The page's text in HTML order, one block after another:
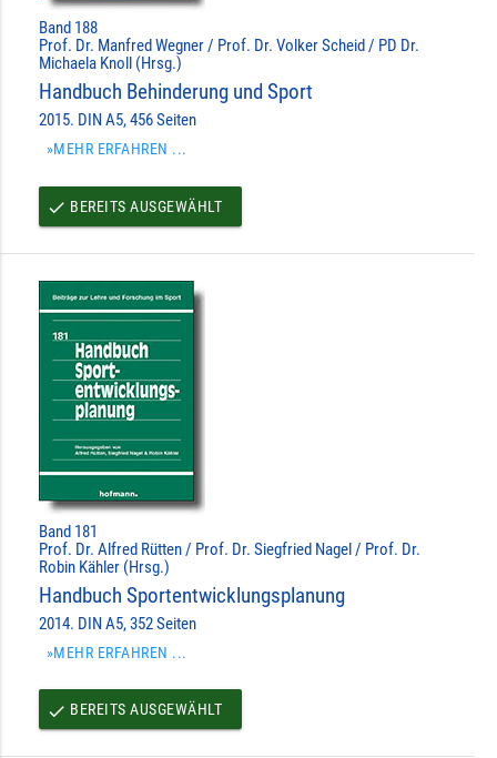
Band 188
Prof. Dr. Manfred Wegner / Prof. Dr. Volker Scheid / PD Dr.
Michaela Knoll (Hrsg.)
Handbuch Behinderung und Sport
2015. DIN A5, 456 Seiten
»MEHR ERFAHREN ...
done BEREITS AUSGEWÄHLT
Band 181
Prof. Dr. Alfred Rütten / Prof. Dr. Siegfried Nagel / Prof. Dr.
Robin Kähler (Hrsg.)
Handbuch Sportentwicklungsplanung
2014. DIN A5, 352 Seiten
»MEHR ERFAHREN ...
done BEREITS AUSGEWÄHLT